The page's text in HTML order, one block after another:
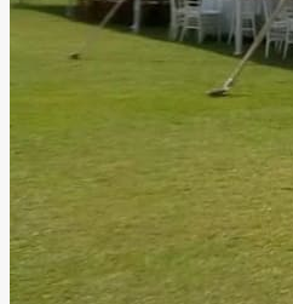
Zamma
Acapulco, Guerrero Salón,
Información
En Zamma entendemos que
propósito especial, por eso
para adaptarse a tus